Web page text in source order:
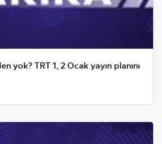
yok? TRT 1, 2 Ocak yayın planını